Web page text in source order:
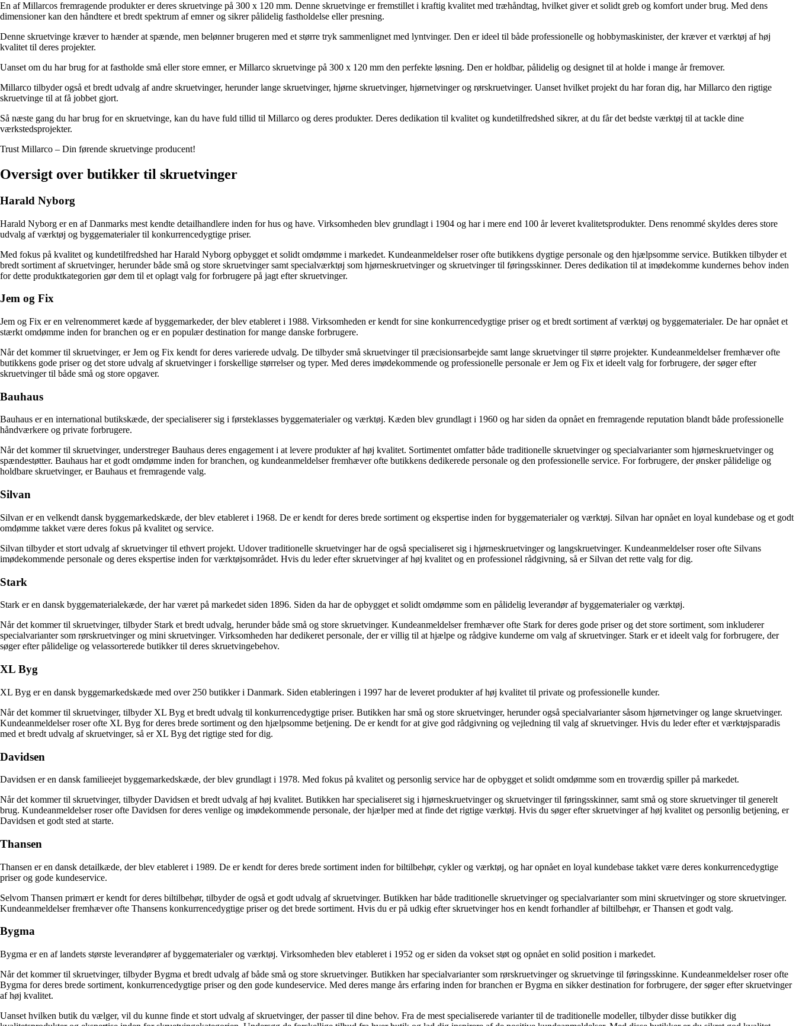
En af Millarcos fremragende produkter er deres skruetvinge på 300 x 120 mm. Denne skruetvinge er fremstillet i kraftig kvalitet med træhåndtag, hvilket giver et solidt greb og komfort under brug. Med dens
dimensioner kan den håndtere et bredt spektrum af emner og sikrer pålidelig fastholdelse eller presning.
Denne skruetvinge kræver to hænder at spænde, men belønner brugeren med et større tryk sammenlignet med lyntvinger. Den er ideel til både professionelle og hobbymaskinister, der kræver et værktøj af høj
kvalitet til deres projekter.
Uanset om du har brug for at fastholde små eller store emner, er Millarco skruetvinge på 300 x 120 mm den perfekte løsning. Den er holdbar, pålidelig og designet til at holde i mange år fremover.
Millarco tilbyder også et bredt udvalg af andre skruetvinger, herunder lange skruetvinger, hjørne skruetvinger, hjørnetvinger og rørskruetvinger. Uanset hvilket projekt du har foran dig, har Millarco den rigtige
skruetvinge til at få jobbet gjort.
Så næste gang du har brug for en skruetvinge, kan du have fuld tillid til Millarco og deres produkter. Deres dedikation til kvalitet og kundetilfredshed sikrer, at du får det bedste værktøj til at tackle dine
værkstedsprojekter.
Trust Millarco – Din førende skruetvinge producent!
Oversigt over butikker til skruetvinger
Harald Nyborg
Harald Nyborg er en af Danmarks mest kendte detailhandlere inden for hus og have. Virksomheden blev grundlagt i 1904 og har i mere end 100 år leveret kvalitetsprodukter. Dens renommé skyldes deres store
udvalg af værktøj og byggematerialer til konkurrencedygtige priser.
Med fokus på kvalitet og kundetilfredshed har Harald Nyborg opbygget et solidt omdømme i markedet. Kundeanmeldelser roser ofte butikkens dygtige personale og den hjælpsomme service. Butikken tilbyder et
bredt sortiment af skruetvinger, herunder både små og store skruetvinger samt specialværktøj som hjørneskruetvinger og skruetvinger til føringsskinner. Deres dedikation til at imødekomme kundernes behov inden
for dette produktkategorien gør dem til et oplagt valg for forbrugere på jagt efter skruetvinger.
Jem og Fix
Jem og Fix er en velrenommeret kæde af byggemarkeder, der blev etableret i 1988. Virksomheden er kendt for sine konkurrencedygtige priser og et bredt sortiment af værktøj og byggematerialer. De har opnået et
stærkt omdømme inden for branchen og er en populær destination for mange danske forbrugere.
Når det kommer til skruetvinger, er Jem og Fix kendt for deres varierede udvalg. De tilbyder små skruetvinger til præcisionsarbejde samt lange skruetvinger til større projekter. Kundeanmeldelser fremhæver ofte
butikkens gode priser og det store udvalg af skruetvinger i forskellige størrelser og typer. Med deres imødekommende og professionelle personale er Jem og Fix et ideelt valg for forbrugere, der søger efter
skruetvinger til både små og store opgaver.
Bauhaus
Bauhaus er en international butikskæde, der specialiserer sig i førsteklasses byggematerialer og værktøj. Kæden blev grundlagt i 1960 og har siden da opnået en fremragende reputation blandt både professionelle
håndværkere og private forbrugere.
Når det kommer til skruetvinger, understreger Bauhaus deres engagement i at levere produkter af høj kvalitet. Sortimentet omfatter både traditionelle skruetvinger og specialvarianter som hjørneskruetvinger og
spændestøtter. Bauhaus har et godt omdømme inden for branchen, og kundeanmeldelser fremhæver ofte butikkens dedikerede personale og den professionelle service. For forbrugere, der ønsker pålidelige og
holdbare skruetvinger, er Bauhaus et fremragende valg.
Silvan
Silvan er en velkendt dansk byggemarkedskæde, der blev etableret i 1968. De er kendt for deres brede sortiment og ekspertise inden for byggematerialer og værktøj. Silvan har opnået en loyal kundebase og et godt
omdømme takket være deres fokus på kvalitet og service.
Silvan tilbyder et stort udvalg af skruetvinger til ethvert projekt. Udover traditionelle skruetvinger har de også specialiseret sig i hjørneskruetvinger og langskruetvinger. Kundeanmeldelser roser ofte Silvans
imødekommende personale og deres ekspertise inden for værktøjsområdet. Hvis du leder efter skruetvinger af høj kvalitet og en professionel rådgivning, så er Silvan det rette valg for dig.
Stark
Stark er en dansk byggematerialekæde, der har været på markedet siden 1896. Siden da har de opbygget et solidt omdømme som en pålidelig leverandør af byggematerialer og værktøj.
Når det kommer til skruetvinger, tilbyder Stark et bredt udvalg, herunder både små og store skruetvinger. Kundeanmeldelser fremhæver ofte Stark for deres gode priser og det store sortiment, som inkluderer
specialvarianter som rørskruetvinger og mini skruetvinger. Virksomheden har dedikeret personale, der er villig til at hjælpe og rådgive kunderne om valg af skruetvinger. Stark er et ideelt valg for forbrugere, der
søger efter pålidelige og velassorterede butikker til deres skruetvingebehov.
XL Byg
XL Byg er en dansk byggemarkedskæde med over 250 butikker i Danmark. Siden etableringen i 1997 har de leveret produkter af høj kvalitet til private og professionelle kunder.
Når det kommer til skruetvinger, tilbyder XL Byg et bredt udvalg til konkurrencedygtige priser. Butikken har små og store skruetvinger, herunder også specialvarianter såsom hjørnetvinger og lange skruetvinger.
Kundeanmeldelser roser ofte XL Byg for deres brede sortiment og den hjælpsomme betjening. De er kendt for at give god rådgivning og vejledning til valg af skruetvinger. Hvis du leder efter et værktøjsparadis
med et bredt udvalg af skruetvinger, så er XL Byg det rigtige sted for dig.
Davidsen
Davidsen er en dansk familieejet byggemarkedskæde, der blev grundlagt i 1978. Med fokus på kvalitet og personlig service har de opbygget et solidt omdømme som en troværdig spiller på markedet.
Når det kommer til skruetvinger, tilbyder Davidsen et bredt udvalg af høj kvalitet. Butikken har specialiseret sig i hjørneskruetvinger og skruetvinger til føringsskinner, samt små og store skruetvinger til generelt
brug. Kundeanmeldelser roser ofte Davidsen for deres venlige og imødekommende personale, der hjælper med at finde det rigtige værktøj. Hvis du søger efter skruetvinger af høj kvalitet og personlig betjening, er
Davidsen et godt sted at starte.
Thansen
Thansen er en dansk detailkæde, der blev etableret i 1989. De er kendt for deres brede sortiment inden for biltilbehør, cykler og værktøj, og har opnået en loyal kundebase takket være deres konkurrencedygtige
priser og gode kundeservice.
Selvom Thansen primært er kendt for deres biltilbehør, tilbyder de også et godt udvalg af skruetvinger. Butikken har både traditionelle skruetvinger og specialvarianter som mini skruetvinger og store skruetvinger.
Kundeanmeldelser fremhæver ofte Thansens konkurrencedygtige priser og det brede sortiment. Hvis du er på udkig efter skruetvinger hos en kendt forhandler af biltilbehør, er Thansen et godt valg.
Bygma
Bygma er en af landets største leverandører af byggematerialer og værktøj. Virksomheden blev etableret i 1952 og er siden da vokset støt og opnået en solid position i markedet.
Når det kommer til skruetvinger, tilbyder Bygma et bredt udvalg af både små og store skruetvinger. Butikken har specialvarianter som rørskruetvinger og skruetvinge til føringsskinne. Kundeanmeldelser roser ofte
Bygma for deres brede sortiment, konkurrencedygtige priser og den gode kundeservice. Med deres mange års erfaring inden for branchen er Bygma en sikker destination for forbrugere, der søger efter skruetvinger
af høj kvalitet.
Uanset hvilken butik du vælger, vil du kunne finde et stort udvalg af skruetvinger, der passer til dine behov. Fra de mest specialiserede varianter til de traditionelle modeller, tilbyder disse butikker dig